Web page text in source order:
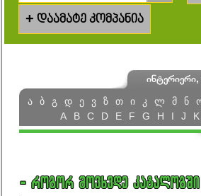
+ დაამატე კომპანია
ინტერიერი,
ა
ბ გ დ ე ვ ზ თ ი კ ლ მ ნ
A
B C D E F G H I J K